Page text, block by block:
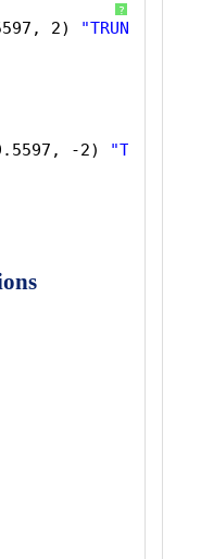
?
2) "TRUNC"
-2) "TRUNC"